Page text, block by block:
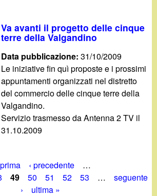
Va avanti il progetto delle cinque
terre della Valgandino
Data pubblicazione:31/10/2009
Le iniziative fin quì proposte e i prossimi
appuntamenti organizzati nel distretto
del commercio delle cinque terre della
Valgandino.
Servizio trasmesso da Antenna 2 TV il
31.10.2009
‹ precedente
…
49 50 51 52 53 …
seguente
›
ultima »